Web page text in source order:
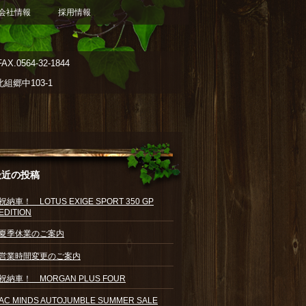
32-1844
組郷中103-1
社情報 採用情報
の投稿
納車！ LOTUS EXIGE SPORT 350 GP
季休業のご案内
業時間変更のご案内
納車！ MORGAN PLUS FOUR
MINDS AUTOJUMBLE SUMMER SALE